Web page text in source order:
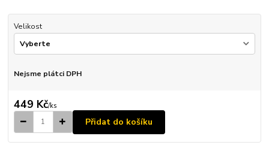
Velikost
Nejsme plátci DPH
449 Kč/ks
Přidat do košíku